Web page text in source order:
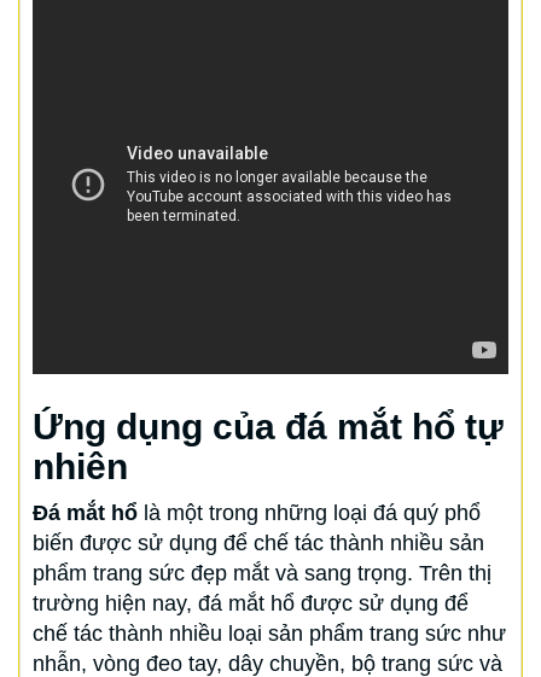
Ứng dụng của đá mắt hổ tự
nhiên
Đá mắt hổ là một trong những loại đá quý phổ
biến được sử dụng để chế tác thành nhiều sản
phẩm trang sức đẹp mắt và sang trọng. Trên thị
trường hiện nay, đá mắt hổ được sử dụng để
chế tác thành nhiều loại sản phẩm trang sức như
nhẫn, vòng đeo tay, dây chuyền, bộ trang sức và